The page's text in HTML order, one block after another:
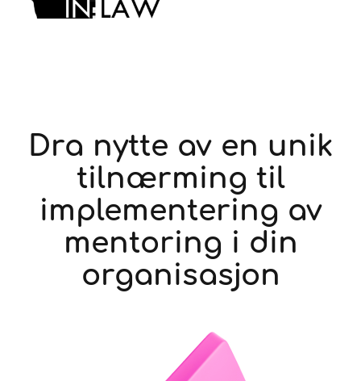
Dra nytte av en unik
tilnærming til
implementering av
mentoring i din
organisasjon